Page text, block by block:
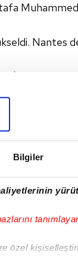
Bilgiler
özel
Muhammed
Nantes